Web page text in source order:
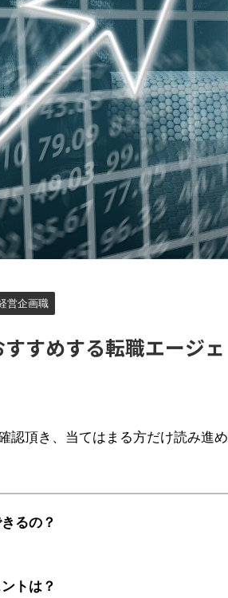
営企画職
すめする転職エージェ
認頂き、当てはまる方だけ読み進め
るの？
トは？